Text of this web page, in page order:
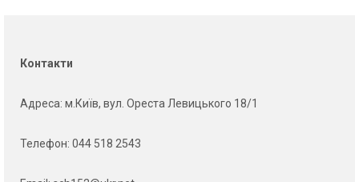
Контакти
Адреса: м.Київ, вул. Ореста Левицького 18/1
Телефон: 044 518 2543